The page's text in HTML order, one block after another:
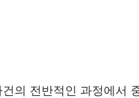
의 전반적인 과정에서